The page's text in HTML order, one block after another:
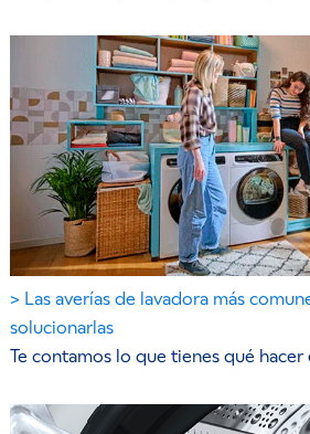
Las averías de lavadora más
solucionarlas
Te contamos lo que tienes qué hacer